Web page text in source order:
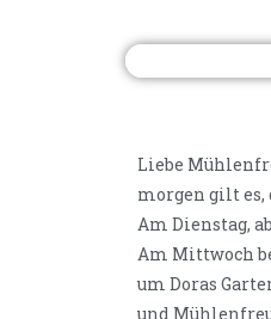
Liebe
morgen gilt es,
Am Dienstag,
Am Mittwoch
um Doras
und